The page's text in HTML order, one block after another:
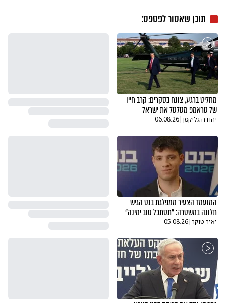
תוכן שאסור לפספס:
מחליט ברגע, צונח בסקרים: קרב חייו
של טראמפ מטלטל את ישראל
יהודה גליקמן|
06.08.26
המועמד הצעיר ממפלגת בנט הגיש
תלונה במשטרה: "תסתכל טוב ימינה"
יאיר טוקר|
05.08.26